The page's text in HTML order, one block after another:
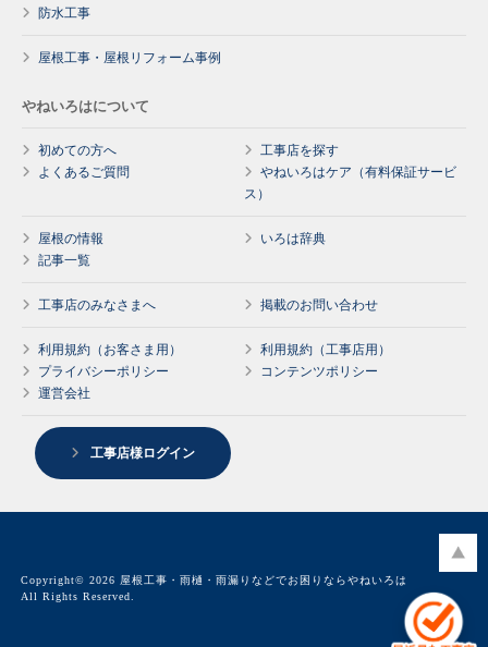
防水工事
屋根工事・屋根リフォーム事例
やねいろはについて
初めての方へ
工事店を探す
よくあるご質問
やねいろはケア（有料保証サービ
ス）
屋根の情報
いろは辞典
記事一覧
工事店のみなさまへ 掲載のお問い合わせ
利用規約（お客さま用）
利用規約（工事店用）
プライバシーポリシー
コンテンツポリシー
運営会社
工事店様ログイン
Copyright© 2026 屋根工事・雨樋・雨漏りなどでお困りならやねいろは
All Rights Reserved.